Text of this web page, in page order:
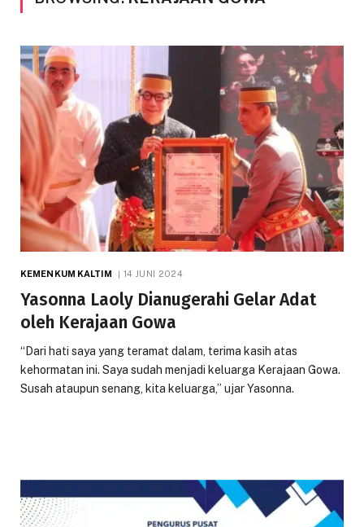
KEMENKUM KALTIM 14 JUNI 2024
Yasonna Laoly Dianugerahi Gelar Adat
oleh Kerajaan Gowa
“Dari hati saya yang teramat dalam, terima kasih atas
kehormatan ini. Saya sudah menjadi keluarga Kerajaan Gowa.
Susah ataupun senang, kita keluarga,” ujar Yasonna.